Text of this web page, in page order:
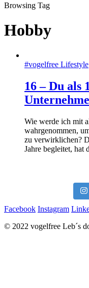
Browsing Tag
Hobby
#vogelfree Lifestyle
16 – Du als
Wie werde ich mit
wahrgenommen,
zu verwirklichen?
Jahre begleitet, hat
Facebook Instagram
© 2022 vogelfree Leb´s